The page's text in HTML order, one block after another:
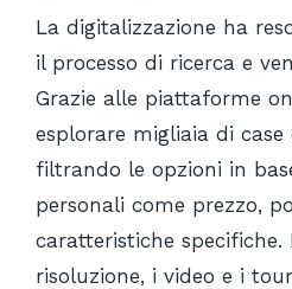
La digitalizzazione ha
il processo di ricerca e
Grazie alle piattaforme
esplorare migliaia di
filtrando le opzioni in
personali come prezzo,
caratteristiche
risoluzione, i video e i